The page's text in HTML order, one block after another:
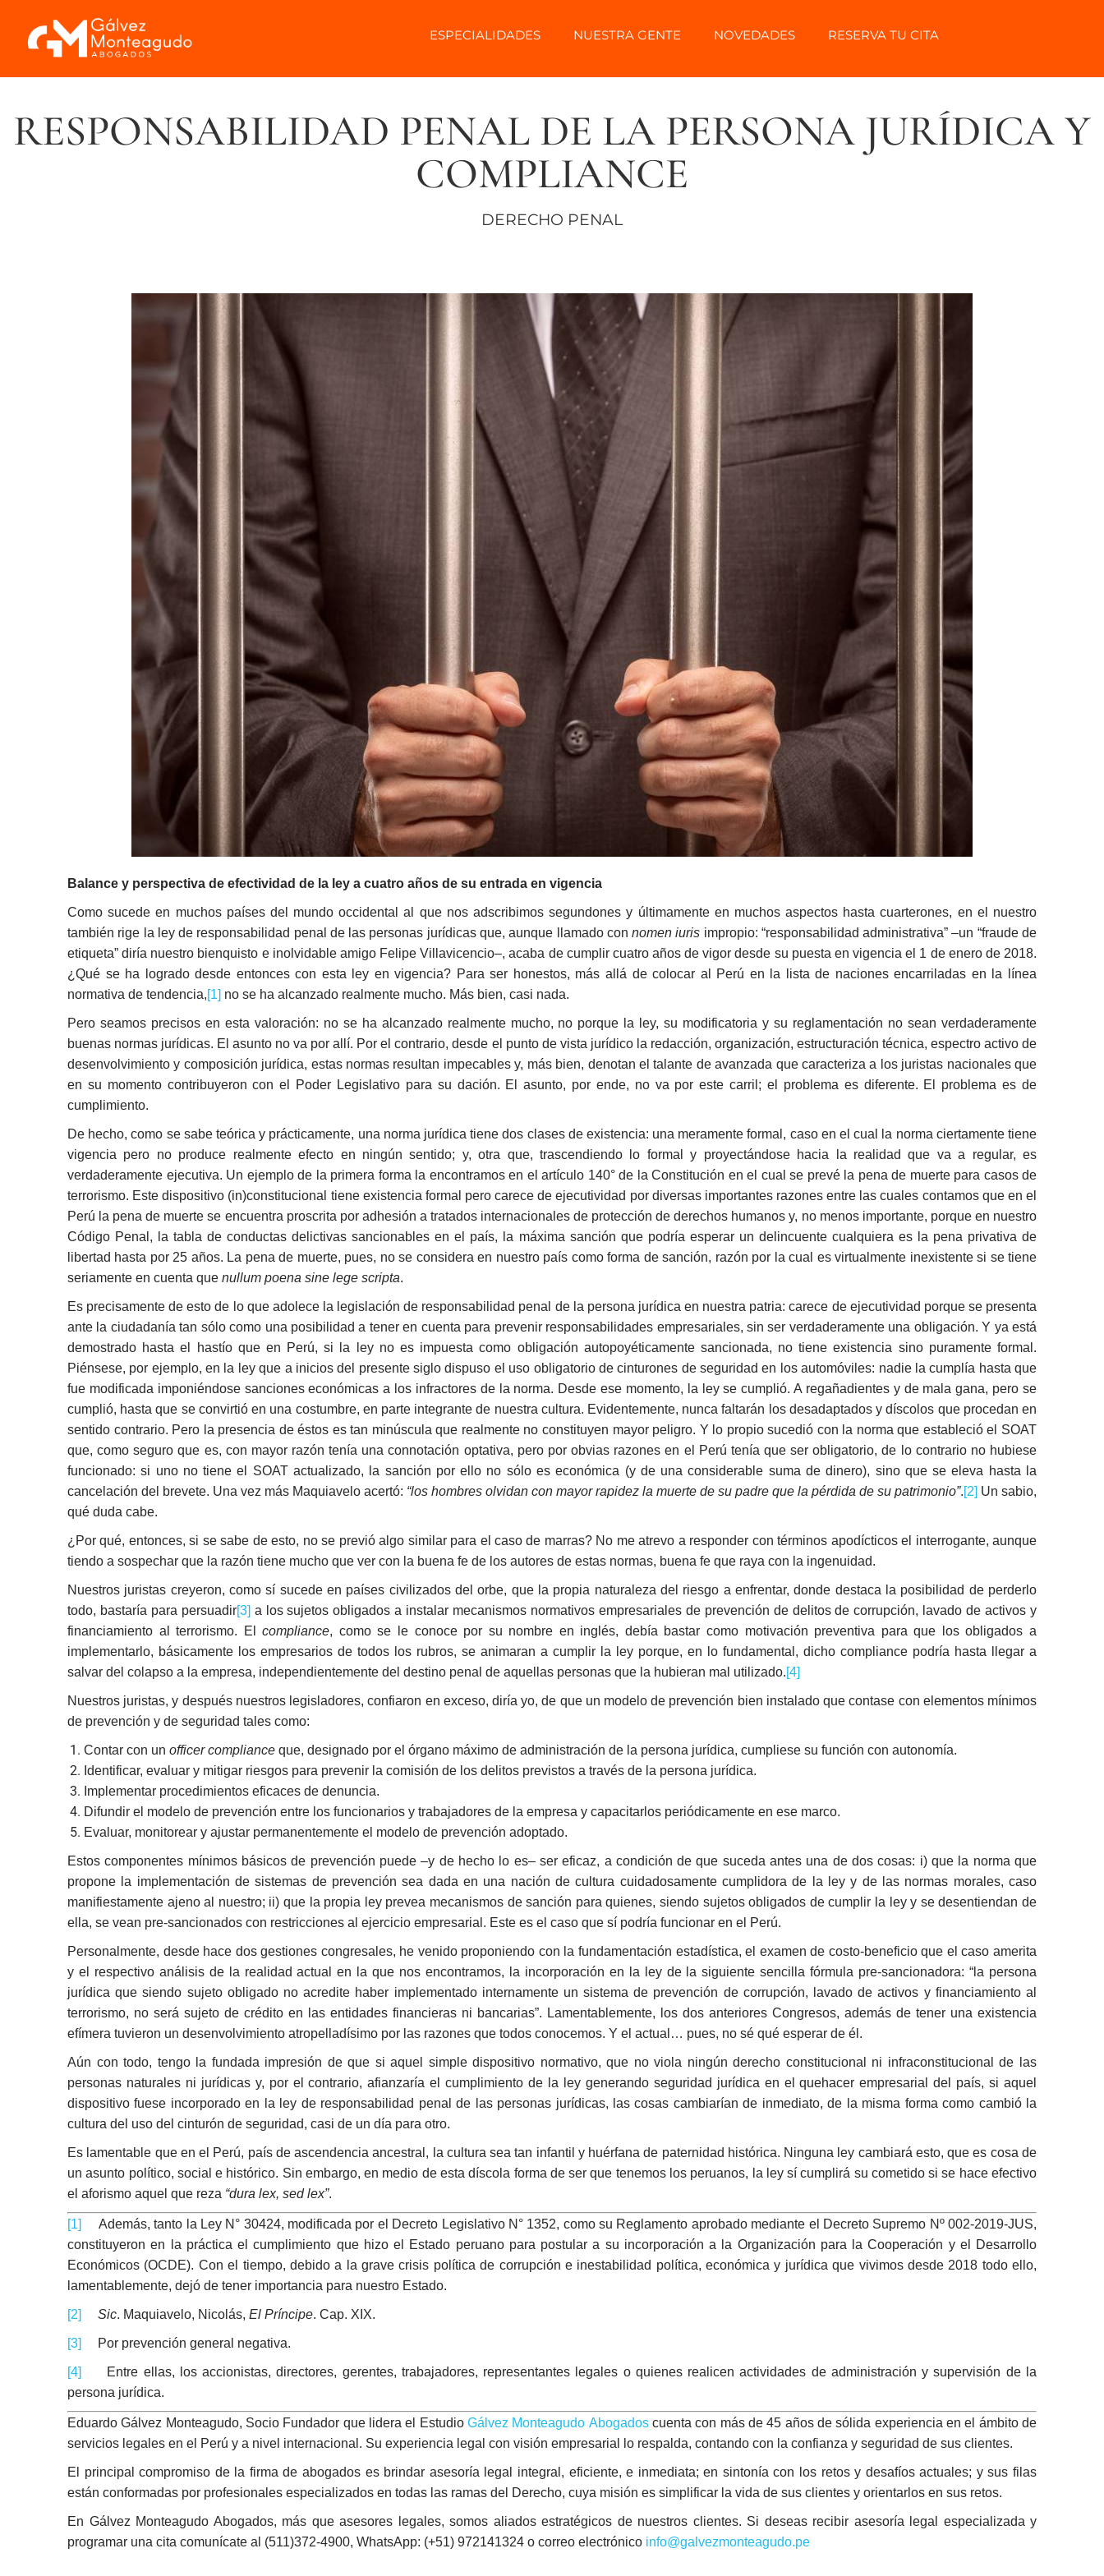
ESPECIALIDADES NUESTRA GENTE NOVEDADES RESERVA TU CITA
RESPONSABILIDAD PENAL DE LA PERSONA JURÍDICA Y
COMPLIANCE
DERECHO PENAL
Balance y perspectiva de efectividad de la ley a cuatro años de su entrada en vigencia
Como sucede en muchos países del mundo occidental al que nos adscribimos segundones y últimamente en muchos aspectos hasta cuarterones, en el nuestro
también rige la ley de responsabilidad penal de las personas jurídicas que, aunque llamado connomen iuris impropio: “responsabilidad administrativa” –un “fraude de
etiqueta” diría nuestro bienquisto e inolvidable amigo Felipe Villavicencio–, acaba de cumplir cuatro años de vigor desde su puesta en vigencia el 1 de enero de 2018.
¿Qué se ha logrado desde entonces con esta ley en vigencia? Para ser honestos, más allá de colocar al Perú en la lista de naciones encarriladas en la línea
normativa de tendencia,[1] no se ha alcanzado realmente mucho. Más bien, casi nada.
Pero seamos precisos en esta valoración: no se ha alcanzado realmente mucho, no porque la ley, su modificatoria y su reglamentación no sean verdaderamente
buenas normas jurídicas. El asunto no va por allí. Por el contrario, desde el punto de vista jurídico la redacción, organización, estructuración técnica, espectro activo de
desenvolvimiento y composición jurídica, estas normas resultan impecables y, más bien, denotan el talante de avanzada que caracteriza a los juristas nacionales que
en su momento contribuyeron con el Poder Legislativo para su dación. El asunto, por ende, no va por este carril; el problema es diferente. El problema es de
cumplimiento.
De hecho, como se sabe teórica y prácticamente, una norma jurídica tiene dos clases de existencia: una meramente formal, caso en el cual la norma ciertamente tiene
vigencia pero no produce realmente efecto en ningún sentido; y, otra que, trascendiendo lo formal y proyectándose hacia la realidad que va a regular, es
verdaderamente ejecutiva. Un ejemplo de la primera forma la encontramos en el artículo 140° de la Constitución en el cual se prevé la pena de muerte para casos de
terrorismo. Este dispositivo (in)constitucional tiene existencia formal pero carece de ejecutividad por diversas importantes razones entre las cuales contamos que en el
Perú la pena de muerte se encuentra proscrita por adhesión a tratados internacionales de protección de derechos humanos y, no menos importante, porque en nuestro
Código Penal, la tabla de conductas delictivas sancionables en el país, la máxima sanción que podría esperar un delincuente cualquiera es la pena privativa de
libertad hasta por 25 años. La pena de muerte, pues, no se considera en nuestro país como forma de sanción, razón por la cual es virtualmente inexistente si se tiene
seriamente en cuenta que nullum poena sine lege scripta.
Es precisamente de esto de lo que adolece la legislación de responsabilidad penal de la persona jurídica en nuestra patria: carece de ejecutividad porque se presenta
ante la ciudadanía tan sólo como una posibilidad a tener en cuenta para prevenir responsabilidades empresariales, sin ser verdaderamente una obligación. Y ya está
demostrado hasta el hastío que en Perú, si la ley no es impuesta como obligación autopoyéticamente sancionada, no tiene existencia sino puramente formal.
Piénsese, por ejemplo, en la ley que a inicios del presente siglo dispuso el uso obligatorio de cinturones de seguridad en los automóviles: nadie la cumplía hasta que
fue modificada imponiéndose sanciones económicas a los infractores de la norma. Desde ese momento, la ley se cumplió. A regañadientes y de mala gana, pero se
cumplió, hasta que se convirtió en una costumbre, en parte integrante de nuestra cultura. Evidentemente, nunca faltarán los desadaptados y díscolos que procedan en
sentido contrario. Pero la presencia de éstos es tan minúscula que realmente no constituyen mayor peligro. Y lo propio sucedió con la norma que estableció el SOAT
que, como seguro que es, con mayor razón tenía una connotación optativa, pero por obvias razones en el Perú tenía que ser obligatorio, de lo contrario no hubiese
funcionado: si uno no tiene el SOAT actualizado, la sanción por ello no sólo es económica (y de una considerable suma de dinero), sino que se eleva hasta la
cancelación del brevete. Una vez más Maquiavelo acertó: “los hombres olvidan con mayor rapidez la muerte de su padre que la pérdida de su patrimonio”.[2] Un sabio,
qué duda cabe.
¿Por qué, entonces, si se sabe de esto, no se previó algo similar para el caso de marras? No me atrevo a responder con términos apodícticos el interrogante, aunque
tiendo a sospechar que la razón tiene mucho que ver con la buena fe de los autores de estas normas, buena fe que raya con la ingenuidad.
Nuestros juristas creyeron, como sí sucede en países civilizados del orbe, que la propia naturaleza del riesgo a enfrentar, donde destaca la posibilidad de perderlo
todo, bastaría para persuadir[3] a los sujetos obligados a instalar mecanismos normativos empresariales de prevención de delitos de corrupción, lavado de activos y
financiamiento al terrorismo. Elcompliance, como se le conoce por su nombre en inglés, debía bastar como motivación preventiva para que los obligados a
implementarlo, básicamente los empresarios de todos los rubros, se animaran a cumplir la ley porque, en lo fundamental, dicho compliance podría hasta llegar a
salvar del colapso a la empresa, independientemente del destino penal de aquellas personas que la hubieran mal utilizado.[4]
Nuestros juristas, y después nuestros legisladores, confiaron en exceso, diría yo, de que un modelo de prevención bien instalado que contase con elementos mínimos
de prevención y de seguridad tales como:
Contar con un officer compliance que, designado por el órgano máximo de administración de la persona jurídica, cumpliese su función con autonomía.
Identificar, evaluar y mitigar riesgos para prevenir la comisión de los delitos previstos a través de la persona jurídica.
Implementar procedimientos eficaces de denuncia.
Difundir el modelo de prevención entre los funcionarios y trabajadores de la empresa y capacitarlos periódicamente en ese marco.
Evaluar, monitorear y ajustar permanentemente el modelo de prevención adoptado.
Estos componentes mínimos básicos de prevención puede –y de hecho lo es– ser eficaz, a condición de que suceda antes una de dos cosas: i) que la norma que
propone la implementación de sistemas de prevención sea dada en una nación de cultura cuidadosamente cumplidora de la ley y de las normas morales, caso
manifiestamente ajeno al nuestro; ii) que la propia ley prevea mecanismos de sanción para quienes, siendo sujetos obligados de cumplir la ley y se desentiendan de
ella, se vean pre-sancionados con restricciones al ejercicio empresarial. Este es el caso que sí podría funcionar en el Perú.
Personalmente, desde hace dos gestiones congresales, he venido proponiendo con la fundamentación estadística, el examen de costo-beneficio que el caso amerita
y el respectivo análisis de la realidad actual en la que nos encontramos, la incorporación en la ley de la siguiente sencilla fórmula pre-sancionadora: “la persona
jurídica que siendo sujeto obligado no acredite haber implementado internamente un sistema de prevención de corrupción, lavado de activos y financiamiento al
terrorismo, no será sujeto de crédito en las entidades financieras ni bancarias”. Lamentablemente, los dos anteriores Congresos, además de tener una existencia
efímera tuvieron un desenvolvimiento atropelladísimo por las razones que todos conocemos. Y el actual… pues, no sé qué esperar de él.
Aún con todo, tengo la fundada impresión de que si aquel simple dispositivo normativo, que no viola ningún derecho constitucional ni infraconstitucional de las
personas naturales ni jurídicas y, por el contrario, afianzaría el cumplimiento de la ley generando seguridad jurídica en el quehacer empresarial del país, si aquel
dispositivo fuese incorporado en la ley de responsabilidad penal de las personas jurídicas, las cosas cambiarían de inmediato, de la misma forma como cambió la
cultura del uso del cinturón de seguridad, casi de un día para otro.
Es lamentable que en el Perú, país de ascendencia ancestral, la cultura sea tan infantil y huérfana de paternidad histórica. Ninguna ley cambiará esto, que es cosa de
un asunto político, social e histórico. Sin embargo, en medio de esta díscola forma de ser que tenemos los peruanos, la ley sí cumplirá su cometido si se hace efectivo
el aforismo aquel que reza “dura lex, sed lex”.
[1]
Además, tanto la Ley N° 30424, modificada por el Decreto Legislativo N° 1352, como su Reglamento aprobado mediante el Decreto Supremo Nº 002-2019-JUS,
constituyeron en la práctica el cumplimiento que hizo el Estado peruano para postular a su incorporación a la Organización para la Cooperación y el Desarrollo
Económicos (OCDE). Con el tiempo, debido a la grave crisis política de corrupción e inestabilidad política, económica y jurídica que vivimos desde 2018 todo ello,
lamentablemente, dejó de tener importancia para nuestro Estado.
[2] Sic. Maquiavelo, Nicolás, El Príncipe. Cap. XIX.
[3] Por prevención general negativa.
[4]
Entre ellas, los accionistas, directores, gerentes, trabajadores, representantes legales o quienes realicen actividades de administración y supervisión de la
persona jurídica.
Eduardo Gálvez Monteagudo, Socio Fundador que lidera el Estudio Gálvez Monteagudo Abogadoscuenta con más de 45 años de sólida experiencia en el ámbito de
servicios legales en el Perú y a nivel internacional. Su experiencia legal con visión empresarial lo respalda, contando con la confianza y seguridad de sus clientes.
El principal compromiso de la firma de abogados es brindar asesoría legal integral, eficiente, e inmediata; en sintonía con los retos y desafíos actuales; y sus filas
están conformadas por profesionales especializados en todas las ramas del Derecho, cuya misión es simplificar la vida de sus clientes y orientarlos en sus retos.
En Gálvez Monteagudo Abogados, más que asesores legales, somos aliados estratégicos de nuestros clientes. Si deseas recibir asesoría legal especializada y
programar una cita comunícate al (511)372-4900, WhatsApp: (+51) 972141324 o correo electrónico info@galvezmonteagudo.pe